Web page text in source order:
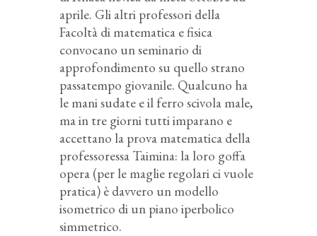
aprile. Gli altri professori della
Facoltà di matematica e fisica
convocano un seminario di
approfondimento su quello strano
passatempo giovanile. Qualcuno ha
le mani sudate e il ferro scivola male,
ma in tre giorni tutti imparano e
accettano la prova matematica della
professoressa Taimina: la loro goffa
opera (per le maglie regolari ci vuole
pratica) è davvero un modello
isometrico di un piano iperbolico
simmetrico.